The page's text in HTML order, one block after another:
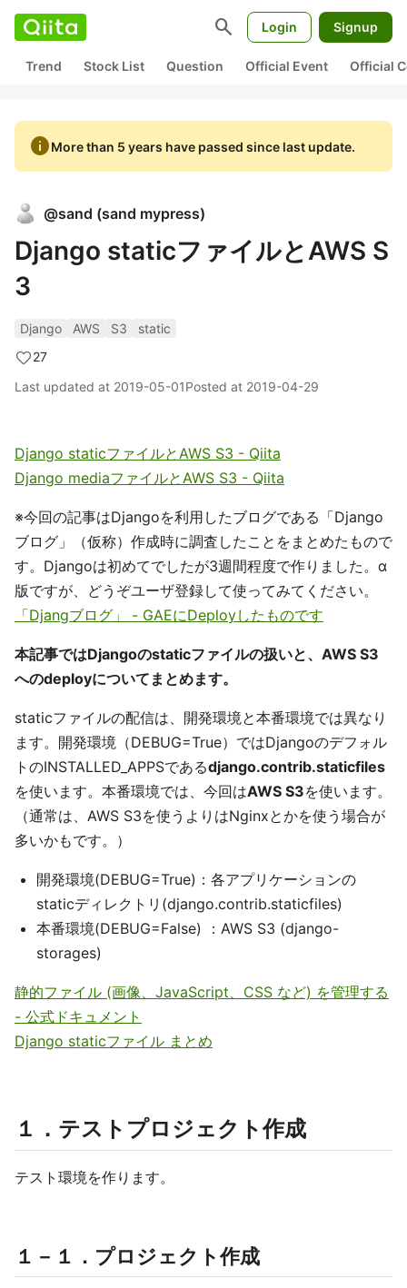
search Login Signup
Trend Stock List Question Official Event Official
infoMore than 5 years have passed since last update.
@sand (sand mypress)
Django staticファイルとAWS S
3
Django AWS S3
static
27
Last updated at 2019-05-01Posted at 2019-04-29
Django staticファイルとAWS S3 - Qiita
Django mediaファイルとAWS S3 - Qiita
※今回の記事はDjangoを利用したブログである「Django
ブログ」（仮称）作成時に調査したことをまとめたもので
す。Djangoは初めてでしたが3週間程度で作りました。α
版ですが、どうぞユーザ登録して使ってみてください。
「Djangブログ」 - GAEにDeployしたものです
本記事ではDjangoのstaticファイルの扱いと、AWS S3
へのdeployについてまとめます。
staticファイルの配信は、開発環境と本番環境では異なり
ます。開発環境（DEBUG=True）ではDjangoのデフォル
トのINSTALLED_APPSであるdjango.contrib.staticfiles
を使います。本番環境では、今回はAWS S3を使います。
（通常は、AWS S3を使うよりはNginxとかを使う場合が
多いかもです。）
開発環境(DEBUG=True)：各アプリケーションの
staticディレクトリ(django.contrib.staticfiles)
本番環境(DEBUG=False) ：AWS S3 (django-
storages)
静的ファイル (画像、JavaScript、CSS など) を管理する
- 公式ドキュメント
Django staticファイル まとめ
１．テストプロジェクト作成
テスト環境を作ります。
１－１．プロジェクト作成